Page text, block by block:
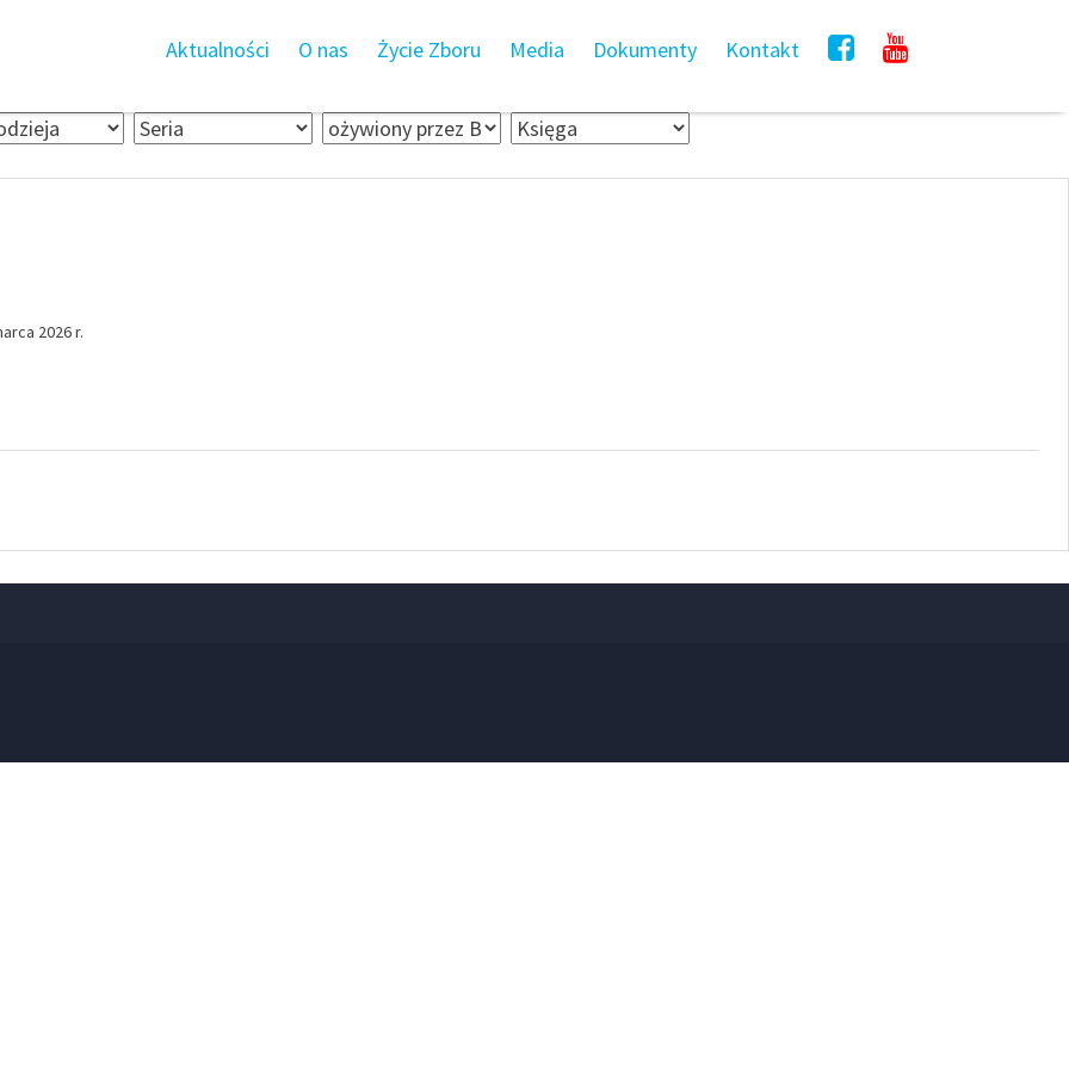
Aktualności O nas Życie Zboru Media Dokumenty Kontakt
2026 r.